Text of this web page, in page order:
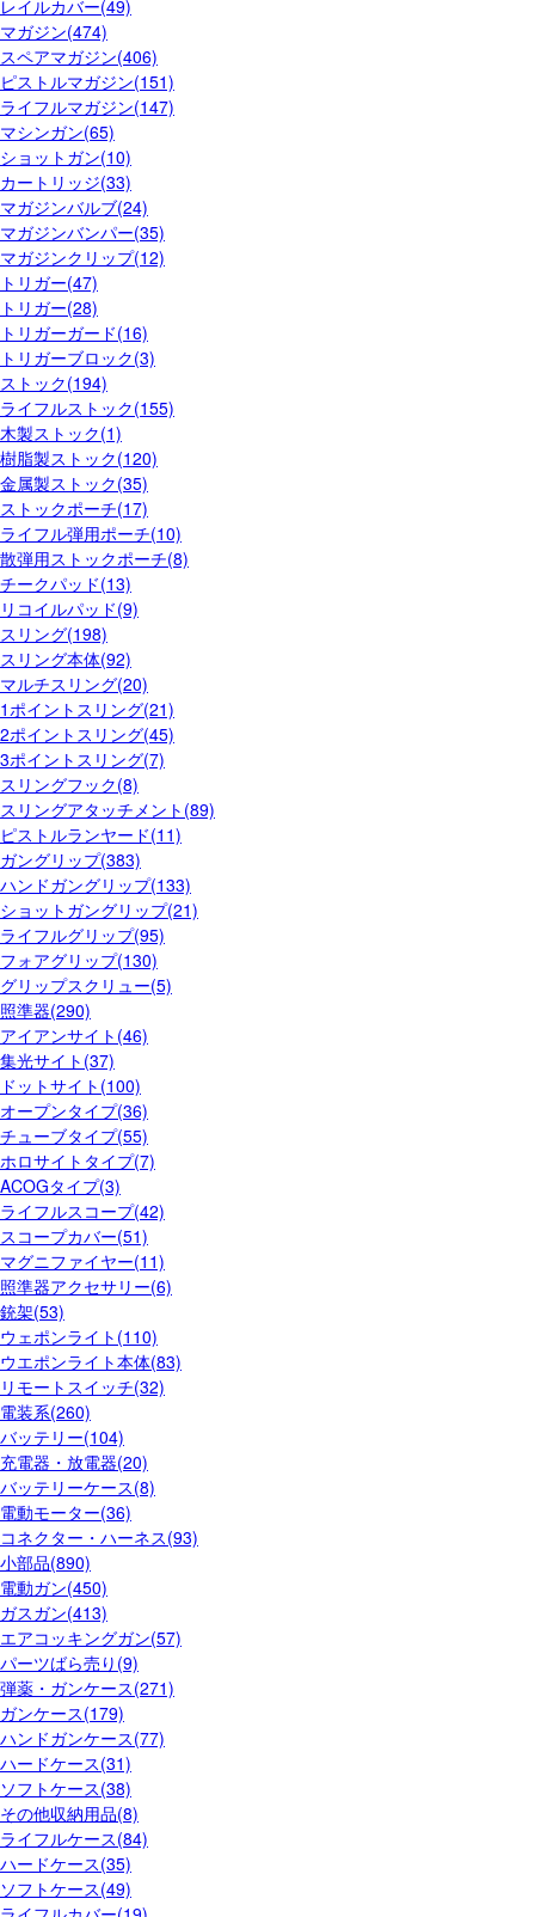
レイルカバー(49)
マガジン(474)
スペアマガジン(406)
ピストルマガジン(151)
ライフルマガジン(147)
マシンガン(65)
ショットガン(10)
カートリッジ(33)
マガジンバルブ(24)
マガジンバンパー(35)
マガジンクリップ(12)
トリガー(47)
トリガー(28)
トリガーガード(16)
トリガーブロック(3)
ストック(194)
ライフルストック(155)
木製ストック(1)
樹脂製ストック(120)
金属製ストック(35)
ストックポーチ(17)
ライフル弾用ポーチ(10)
散弾用ストックポーチ(8)
チークパッド(13)
リコイルパッド(9)
スリング(198)
スリング本体(92)
マルチスリング(20)
1ポイントスリング(21)
2ポイントスリング(45)
3ポイントスリング(7)
スリングフック(8)
スリングアタッチメント(89)
ピストルランヤード(11)
ガングリップ(383)
ハンドガングリップ(133)
ショットガングリップ(21)
ライフルグリップ(95)
フォアグリップ(130)
グリップスクリュー(5)
照準器(290)
アイアンサイト(46)
集光サイト(37)
ドットサイト(100)
オープンタイプ(36)
チューブタイプ(55)
ホロサイトタイプ(7)
ACOGタイプ(3)
ライフルスコープ(42)
スコープカバー(51)
マグニファイヤー(11)
照準器アクセサリー(6)
銃架(53)
ウェポンライト(110)
ウエポンライト本体(83)
リモートスイッチ(32)
電装系(260)
バッテリー(104)
充電器・放電器(20)
バッテリーケース(8)
電動モーター(36)
コネクター・ハーネス(93)
小部品(890)
電動ガン(450)
ガスガン(413)
エアコッキングガン(57)
パーツばら売り(9)
弾薬・ガンケース(271)
ガンケース(179)
ハンドガンケース(77)
ハードケース(31)
ソフトケース(38)
その他収納用品(8)
ライフルケース(84)
ハードケース(35)
ソフトケース(49)